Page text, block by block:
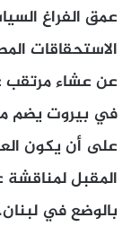
عمق الفراغ
الاستحقاقات
عن عشاء مرتقب
في بيروت يضم
على أن يكون
المقبل لمناقشة
بالوضع في لبنان.